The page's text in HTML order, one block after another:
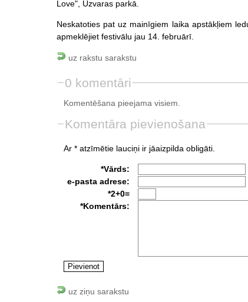
Love", Uzvaras parkā.
Neskatoties pat uz mainīgiem laika apstākļiem
apmeklējiet festivālu jau 14. februārī.
uz rakstu sarakstu
0 komentāri
Komentēšana pieejama visiem.
Komentāra pievienošana
Ar * atzīmētie lauciņi ir jāaizpilda obligāti.
*Vārds:
e-pasta adrese:
*2+0=
*Komentārs:
uz ziņu sarakstu